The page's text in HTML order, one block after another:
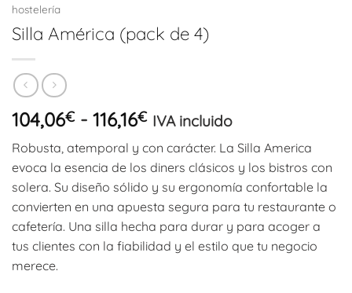
hostelería
Silla América (pack de 4)
104,06€ - 116,16€Rango
precios:
desde
104,06€
hasta
116,16€
IVA incluido
Robusta, atemporal y con carácter. La Silla America
evoca la esencia de los diners clásicos y los bistros con
solera. Su diseño sólido y su ergonomía confortable la
convierten en una apuesta segura para tu restaurante o
cafetería. Una silla hecha para durar y para acoger a
tus clientes con la fiabilidad y el estilo que tu negocio
merece.